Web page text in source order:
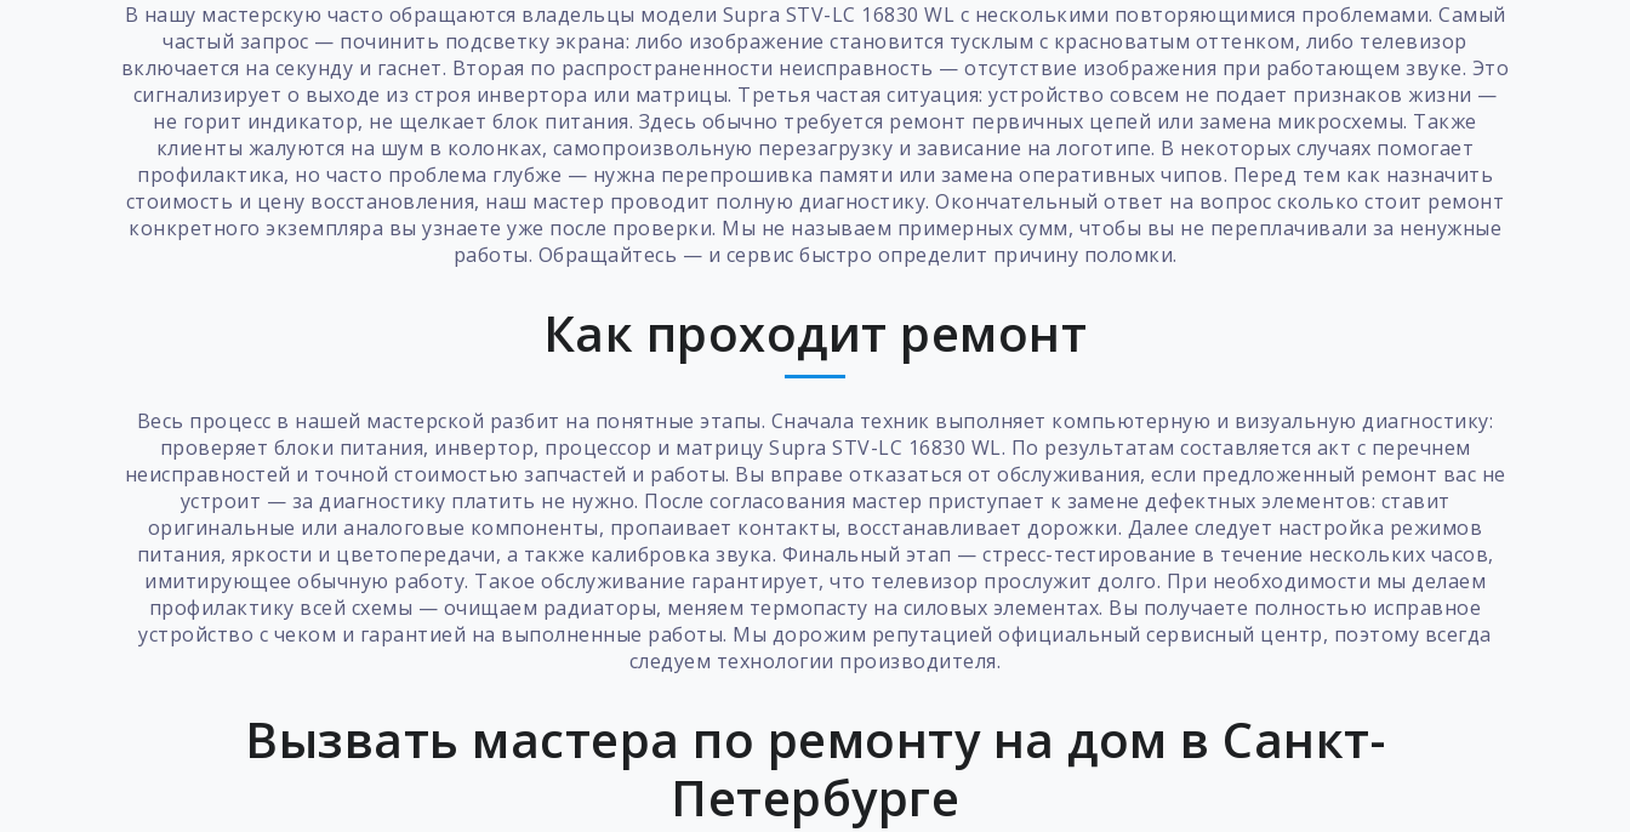
В нашу мастерскую часто обращаются владельцы модели Supra STV-LC 16830 WL с несколькими повторяющимися проблемами. Самый
частый запрос — починить подсветку экрана: либо изображение становится тусклым с красноватым оттенком, либо телевизор
включается на секунду и гаснет. Вторая по распространенности неисправность — отсутствие изображения при работающем звуке. Это
сигнализирует о выходе из строя инвертора или матрицы. Третья частая ситуация: устройство совсем не подает признаков жизни —
не горит индикатор, не щелкает блок питания. Здесь обычно требуется ремонт первичных цепей или замена микросхемы. Также
клиенты жалуются на шум в колонках, самопроизвольную перезагрузку и зависание на логотипе. В некоторых случаях помогает
профилактика, но часто проблема глубже — нужна перепрошивка памяти или замена оперативных чипов. Перед тем как назначить
стоимость и цену восстановления, наш мастер проводит полную диагностику. Окончательный ответ на вопрос сколько стоит ремонт
конкретного экземпляра вы узнаете уже после проверки. Мы не называем примерных сумм, чтобы вы не переплачивали за ненужные
работы. Обращайтесь — и сервис быстро определит причину поломки.
Как проходит ремонт
Весь процесс в нашей мастерской разбит на понятные этапы. Сначала техник выполняет компьютерную и визуальную диагностику:
проверяет блоки питания, инвертор, процессор и матрицу Supra STV-LC 16830 WL. По результатам составляется акт с перечнем
неисправностей и точной стоимостью запчастей и работы. Вы вправе отказаться от обслуживания, если предложенный ремонт вас не
устроит — за диагностику платить не нужно. После согласования мастер приступает к замене дефектных элементов: ставит
оригинальные или аналоговые компоненты, пропаивает контакты, восстанавливает дорожки. Далее следует настройка режимов
питания, яркости и цветопередачи, а также калибровка звука. Финальный этап — стресс-тестирование в течение нескольких часов,
имитирующее обычную работу. Такое обслуживание гарантирует, что телевизор прослужит долго. При необходимости мы делаем
профилактику всей схемы — очищаем радиаторы, меняем термопасту на силовых элементах. Вы получаете полностью исправное
устройство с чеком и гарантией на выполненные работы. Мы дорожим репутацией официальный сервисный центр, поэтому всегда
следуем технологии производителя.
Вызвать мастера по ремонту на дом в Санкт-
Петербурге